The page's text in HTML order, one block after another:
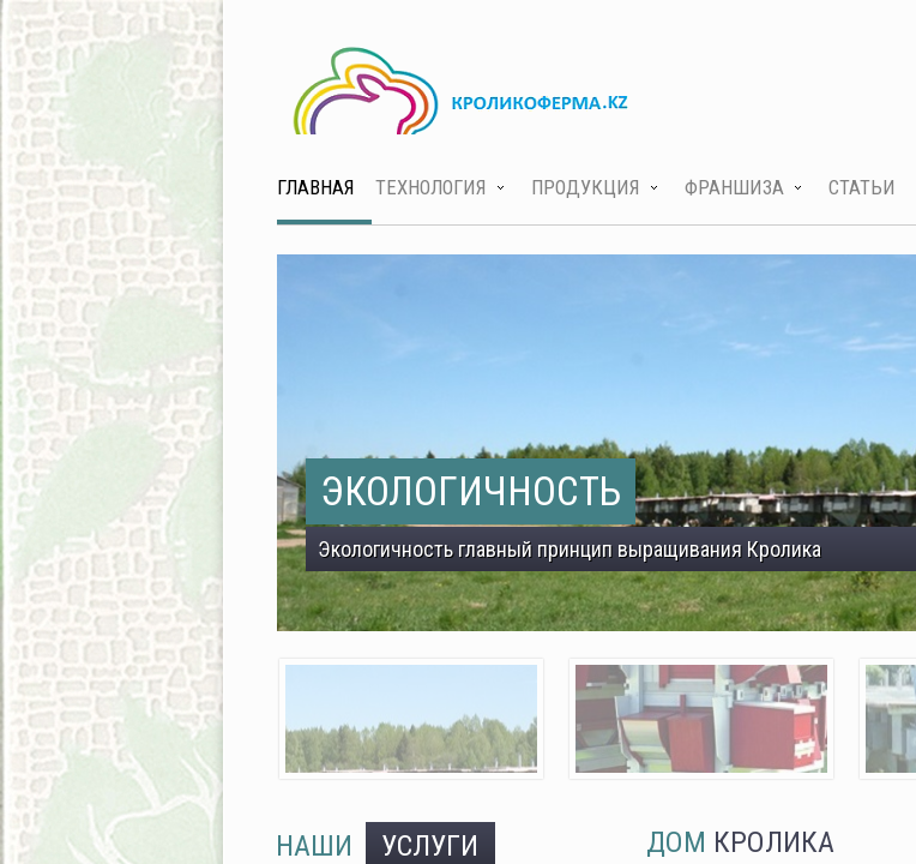
ГЛАВНАЯ ТЕХНОЛОГИЯ ПРОДУКЦИЯ ФРАНШИЗА СТАТЬИ
ЭКОЛОГИЧНОСТЬ
Экологичность главный принцип выращивания Кролика
НАШИ УСЛУГИ ДОМ КРОЛИКА